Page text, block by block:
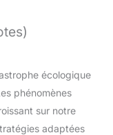
écologique
phénomènes
sur notre
adaptées